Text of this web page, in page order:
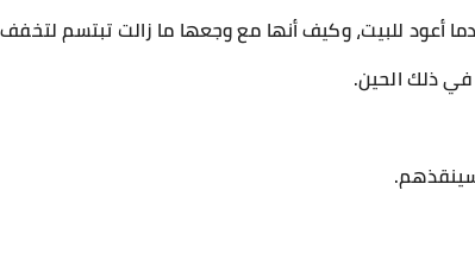
أعود للبيت، وكيف أنها مع وجعها ما زالت تبتسم
ذلك الحين.